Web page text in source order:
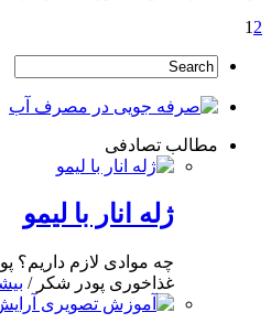
1 2
مطالب تصادفی
ژله انار با لیمو
چه موادی لازم داریم؟
غذاخوری پودر شکر /